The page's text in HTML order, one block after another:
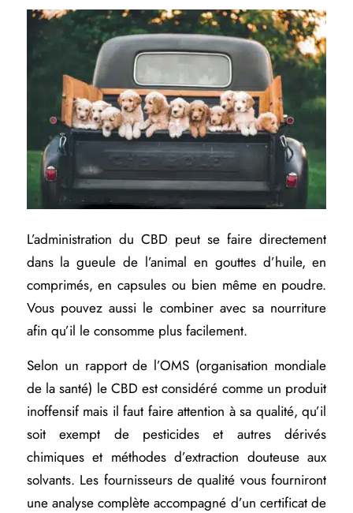
L’administration du CBD peut se faire directement
dans la gueule de l’animal en gouttes d’huile, en
comprimés, en capsules ou bien même en poudre.
Vous pouvez aussi le combiner avec sa nourriture
afin qu’il le consomme plus facilement.
Selon un rapport de l’OMS (organisation mondiale
de la santé) le CBD est considéré comme un produit
inoffensif mais il faut faire attention à sa qualité, qu’il
soit exempt de pesticides et autres dérivés
chimiques et méthodes d’extraction douteuse aux
solvants. Les fournisseurs de qualité vous fourniront
une analyse complète accompagné d’un certificat de